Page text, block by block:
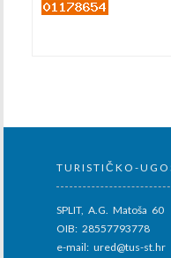
TURISTIČKO-
SPLIT, A.G. Matoša 60
OIB: 28557793778
e-mail: ured@tus-st.hr